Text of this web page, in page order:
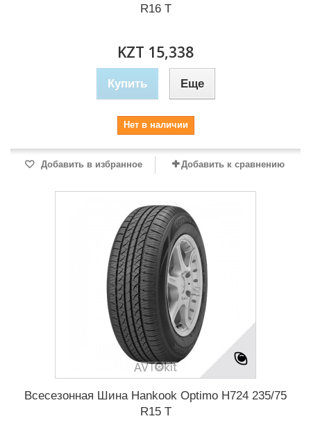
R16 T
KZT 15,338
Купить Еще
Нет в наличии
Добавить в избранное Добавить к сравнению
Всесезонная Шина Hankook Optimo H724 235/75
R15 T